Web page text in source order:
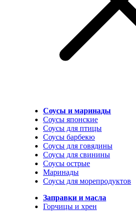
Соусы и маринады
Соусы японские
Соусы для птицы
Соусы барбекю
Соусы для говядины
Соусы для свинины
Соусы острые
Маринады
Соусы для морепродуктов
Заправки и масла
Горчицы и хрен